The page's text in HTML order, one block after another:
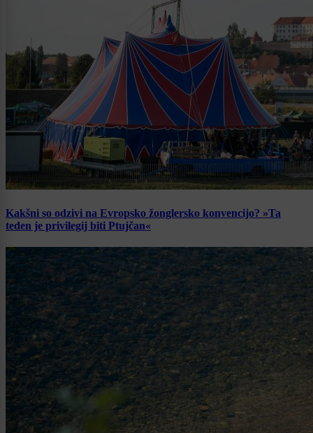
Kakšni so odzivi na Evropsko žonglersko konvencijo? »Ta
teden je privilegij biti Ptujčan«